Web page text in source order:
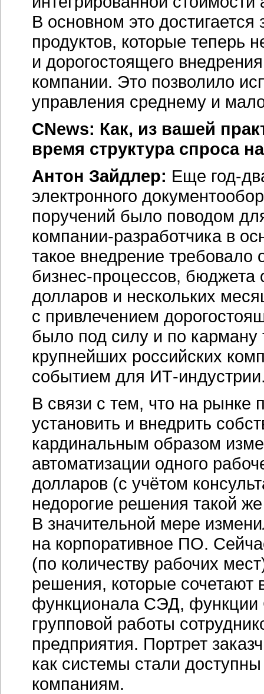
В основном это
продуктов, которые теперь
и дорогостоящего
компании. Это позволило
управления среднему и
CNews: Как, из вашей
время структура спроса
Антон Зайдлер: Еще год-
электронного
поручений было поводом
компании-разработчикав
такое внедрение требовало
бизнес-процессов, бюджета
долларов и нескольких
с привлечением
было под силу и по карману
крупнейших российских
событием для ИТ-
В связи с тем, что на рынке
установить и внедрить
кардинальным образом
автоматизации одного
долларов (с учётом
недорогие решения такой
В значительной мере
на корпоративное ПО.
(по количеству рабочих
решения, которые сочетают
функционала СЭД, функции
групповой работы
предприятия. Портрет
как системы стали
компаниям.